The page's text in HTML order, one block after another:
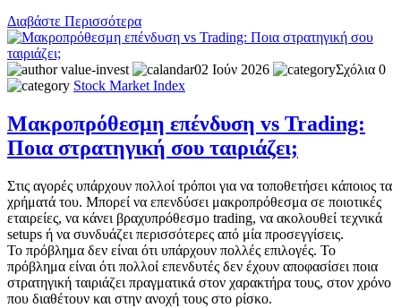
Διαβάστε Περισσότερα
value-invest 02 Ιούν 2026
Σχόλια 0
Stock Market Index
Μακροπρόθεσμη επένδυση vs Trading:
Ποια στρατηγική σου ταιριάζει;
Στις αγορές υπάρχουν πολλοί τρόποι για να τοποθετήσει κάποιος τα
χρήματά του. Μπορεί να επενδύσει μακροπρόθεσμα σε ποιοτικές
εταιρείες, να κάνει βραχυπρόθεσμο trading, να ακολουθεί τεχνικά
setups ή να συνδυάζει περισσότερες από μία προσεγγίσεις.
Το πρόβλημα δεν είναι ότι υπάρχουν πολλές επιλογές. Το
πρόβλημα είναι ότι πολλοί επενδυτές δεν έχουν αποφασίσει ποια
στρατηγική ταιριάζει πραγματικά στον χαρακτήρα τους, στον χρόνο
που διαθέτουν και στην ανοχή τους στο ρίσκο.